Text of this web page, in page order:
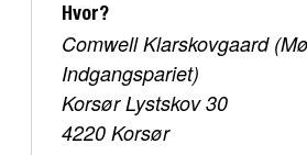
Hvor?
Comwell Klarskovgaard
Indgangspariet)
Korsør Lystskov 30
4220 Korsør